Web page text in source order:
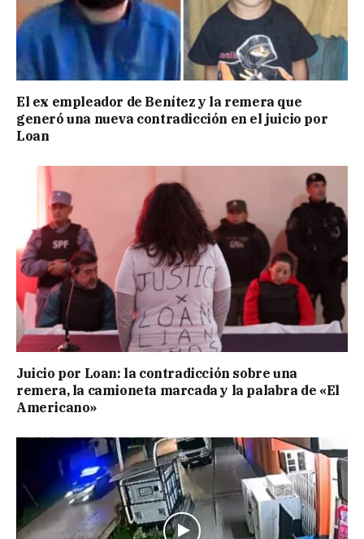
El ex empleador de Benítez y la remera que
generó una nueva contradicción en el juicio por
Loan
Juicio por Loan: la contradicción sobre una
remera, la camioneta marcada y la palabra de «El
Americano»